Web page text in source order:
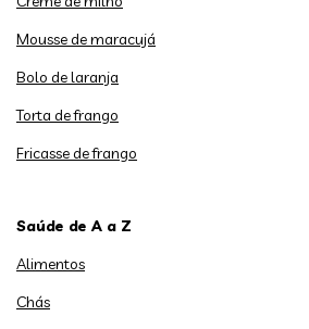
Mousse de maracujá
Bolo de laranja
Torta de frango
Fricasse de frango
Saúde de A a Z
Alimentos
Chás